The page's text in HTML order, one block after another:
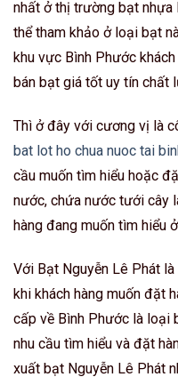
nhất ở thị trường bạt nhựa
thể tham khảo ở loại bạt
khu vực Bình Phước
bán bạt giá tốt uy tín chất
Thì ở đây với cương vị là
bat lot ho chua nuoc tai
cầu muốn tìm hiểu hoặc
nước, chứa nước tưới cây
hàng đang muốn tìm hiểu
Với Bạt Nguyễn Lê Phát
khi khách hàng muốn đặt
cấp về Bình Phước là loại
nhu cầu tìm hiểu và đặt
xuất bạt Nguyễn Lê Phát